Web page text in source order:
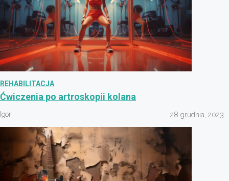
REHABILITACJA
Ćwiczenia po artroskopii kolana
Igor 28 grudnia, 2023